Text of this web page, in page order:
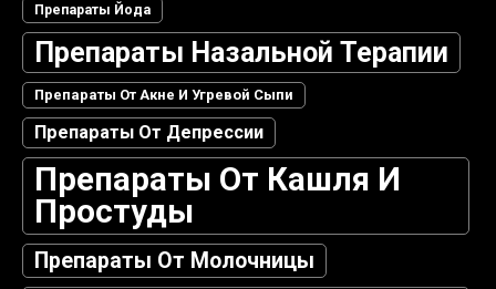
Препараты Йода
Препараты Назальной Терапии
Препараты От Акне И Угревой Сыпи
Препараты От Депрессии
Препараты От Кашля И
Простуды
Препараты От Молочницы